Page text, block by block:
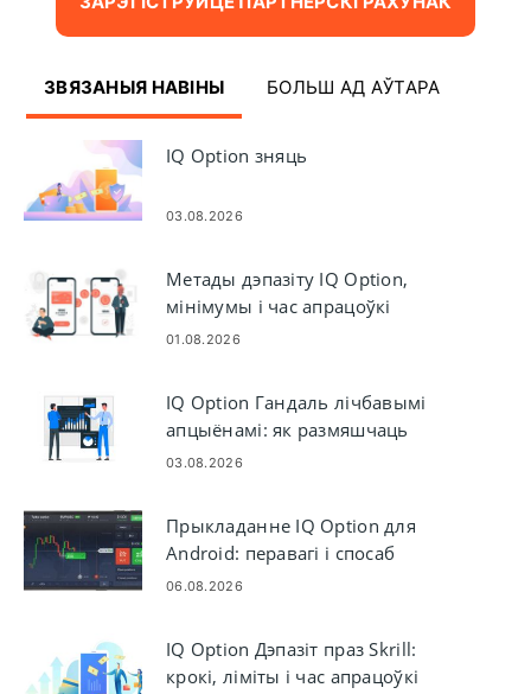
ЗВЯЗАНЫЯ НАВІНЫ БОЛЬШ АД АЎТАРА
IQ Option зняць
03.08.2026
Метады дэпазіту IQ Option,
мінімумы і час апрацоўкі
01.08.2026
IQ Option Гандаль лічбавымі
апцыёнамі: як размяшчаць
здзелкі і кіраваць імі
03.08.2026
Прыкладанне IQ Option для
Android: перавагі і спосаб
загрузкі
06.08.2026
IQ Option Дэпазіт праз Skrill:
крокі, ліміты і час апрацоўкі